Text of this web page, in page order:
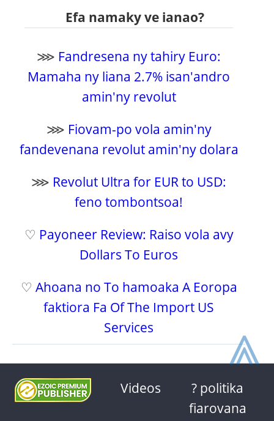
Efa namaky ve ianao?
⋙ Fandresena ny tahiry Euro:
Mamaha ny liana 2.7% isan'andro
amin'ny revolut
⋙ Fiovam-po vola amin'ny
fandevenana revolut amin'ny dolara
⋙ Revolut Ultra for EUR to USD:
feno tombontsoa!
♡ Payoneer Review: Raiso vola avy
Dollars To Euros
♡ Ahoana no To hamoaka A Eoropa
faktiora Fa Of The Import US
Services
Videos
? politika
fiarovana
⩓